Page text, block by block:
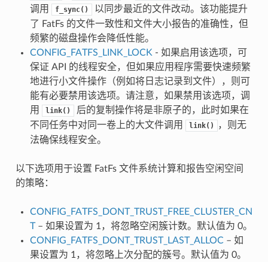
调用
f_sync()
以同步最近的文件改动。该功能提升
了 FatFs 的文件一致性和文件大小报告的准确性，但
频繁的磁盘操作会降低性能。
CONFIG_FATFS_LINK_LOCK - 如果启用该选项，可
保证 API 的线程安全，但如果应用程序需要快速频繁
地进行小文件操作（例如将日志记录到文件），则可
能有必要禁用该选项。请注意，如果禁用该选项，调
用
link()
后的复制操作将是非原子的，此时如果在
不同任务中对同一卷上的大文件调用
link()
，则无
法确保线程安全。
以下选项用于设置 FatFs 文件系统计算和报告空闲空间
的策略：
CONFIG_FATFS_DONT_TRUST_FREE_CLUSTER_CN
T– 如果设置为 1，将忽略空闲簇计数。默认值为 0。
CONFIG_FATFS_DONT_TRUST_LAST_ALLOC– 如
果设置为 1，将忽略上次分配的簇号。默认值为 0。